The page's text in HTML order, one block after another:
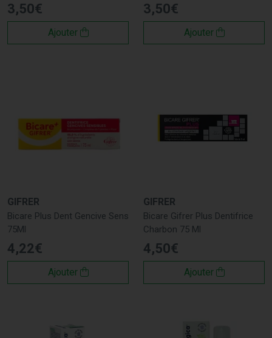
3,50€
Ajouter
3,50€
Ajouter
GIFRER
Bicare Plus Dent Gencive Sens
75Ml
4,22€
Ajouter
GIFRER
Bicare Gifrer Plus Dentifrice
Charbon 75 Ml
4,50€
Ajouter